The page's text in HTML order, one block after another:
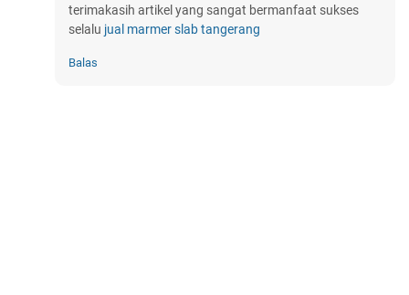
terimakasih artikel yang sangat bermanfaat sukses
selalu jual marmer slab tangerang
Balas